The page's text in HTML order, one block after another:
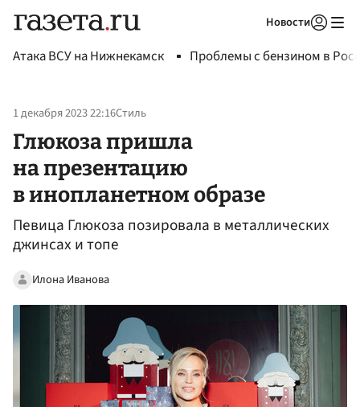
Новости
Атака ВСУ на Нижнекамск Проблемы с бензином в
1 декабря 2023 22:16Стиль
Глюкоза пришла
на презентацию
в инопланетном образе
Певица Глюкоза позировала в металлических
джинсах и топе
Илона Иванова